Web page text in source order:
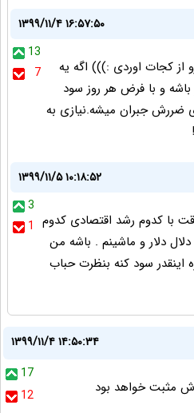
۱۳۹۹/۱۱/۴ ۱۶:۵۷:۵۰
13
7
کجات اوردی :))) اگه یه
باشه و با فرض هر روز سود
١٤ روز کاری ضررش جبران میشه.نیازی به
۱۳۹۹/۱۱/۵ ۱۰:۱۸:۵۲
3
1 با کدوم رشد اقتصادی کدوم
دلار و ماشینم . باشه من
ولی آخه اگه 14 روزه اینقدر سود کنه بنظرت حباب
۱۳۹۹/۱۱/۴ ۱۴:۵۰:۳۴
17
12
مثبت خواهد بود